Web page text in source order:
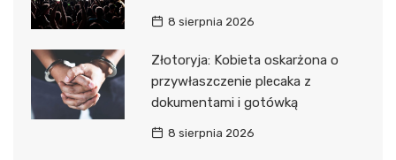
8 sierpnia 2026
Złotoryja: Kobieta oskarżona o
przywłaszczenie plecaka z
dokumentami i gotówką
8 sierpnia 2026